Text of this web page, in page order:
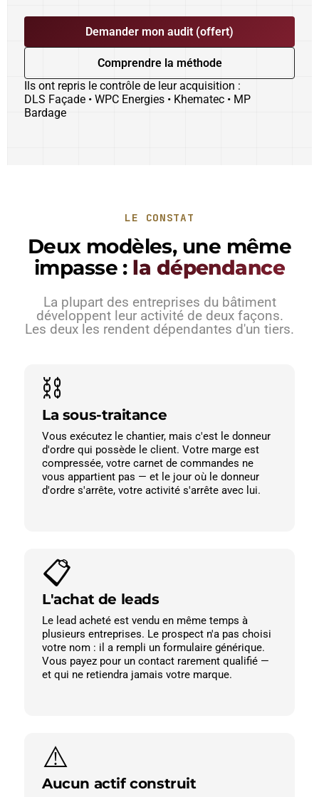
Demander mon audit (offert)
Comprendre la méthode
Ils ont repris le contrôle de leur acquisition :
DLS Façade • WPC Energies • Khematec • MP
Bardage
LE CONSTAT
Deux modèles, une même
impasse : la dépendance
La plupart des entreprises du bâtiment
développent leur activité de deux façons.
Les deux les rendent dépendantes d'un tiers.
⛓️
La sous-traitance
Vous exécutez le chantier, mais c'est le donneur
d'ordre qui possède le client. Votre marge est
compressée, votre carnet de commandes ne
vous appartient pas — et le jour où le donneur
d'ordre s'arrête, votre activité s'arrête avec lui.
📋
L'achat de leads
Le lead acheté est vendu en même temps à
plusieurs entreprises. Le prospect n'a pas choisi
votre nom : il a rempli un formulaire générique.
Vous payez pour un contact rarement qualifié —
et qui ne retiendra jamais votre marque.
⚠️
Aucun actif construit